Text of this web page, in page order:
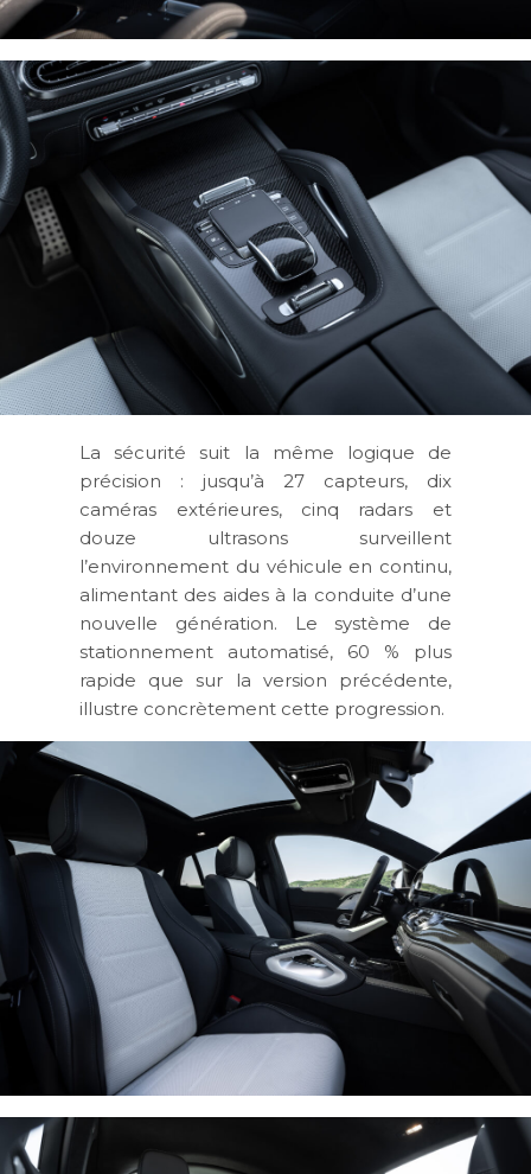
La sécurité suit la même logique de
précision : jusqu’à 27 capteurs, dix
caméras extérieures, cinq radars et
douze ultrasons surveillent
l’environnement du véhicule en continu,
alimentant des aides à la conduite d’une
nouvelle génération. Le système de
stationnement automatisé, 60 % plus
rapide que sur la version précédente,
illustre concrètement cette progression.